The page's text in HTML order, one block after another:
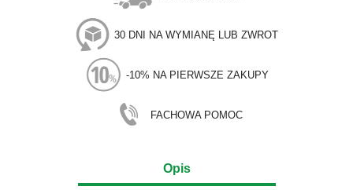
30 DNI NA WYMIANĘ LUB ZWROT
-10% NA PIERWSZE ZAKUPY
FACHOWA POMOC
Opis